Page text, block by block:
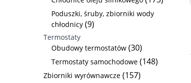
Poduszki, śruby, zbiorniki wody
chłodnicy (9)
Termostaty
Obudowy termostatów (30)
Termostaty samochodowe (148)
Zbiorniki wyrównawcze (157)